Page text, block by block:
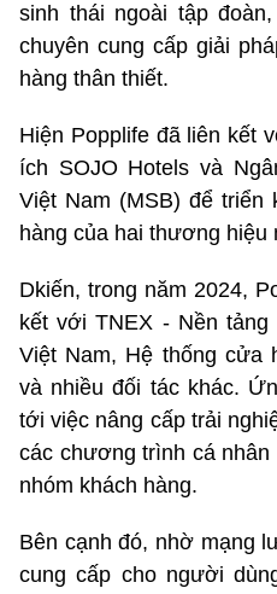
sinh thái ngoài tập
chuyên cung cấp giải
hàng thân thiết.
Hiện Popplife đã liên kết
ích SOJO Hotels và
Việt Nam (MSB) để triển
hàng của hai thương hiệu
Dkiến, trong năm 2024,
kết với TNEX - Nền
Việt Nam, Hệ thống cửa
và nhiều đối tác khác.
tới việc nâng cấp trải
các chương trình cá
nhóm khách hàng.
Bên cạnh đó, nhờ mạng
cung cấp cho người